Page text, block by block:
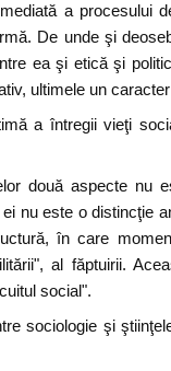
a procesului
De unde şi
ea şi etică şi
ultimele un
a întregii vieţi
două aspecte nu
nu este o distincţie
în care
al făptuirii.
social".
sociologie şi